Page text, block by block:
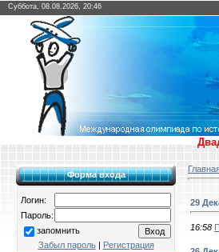
Суббота, 08.08.2026, 20:46
Форма входа
Логин:
Пароль:
запомнить
Забыл пароль| Регистрация
29
16:58